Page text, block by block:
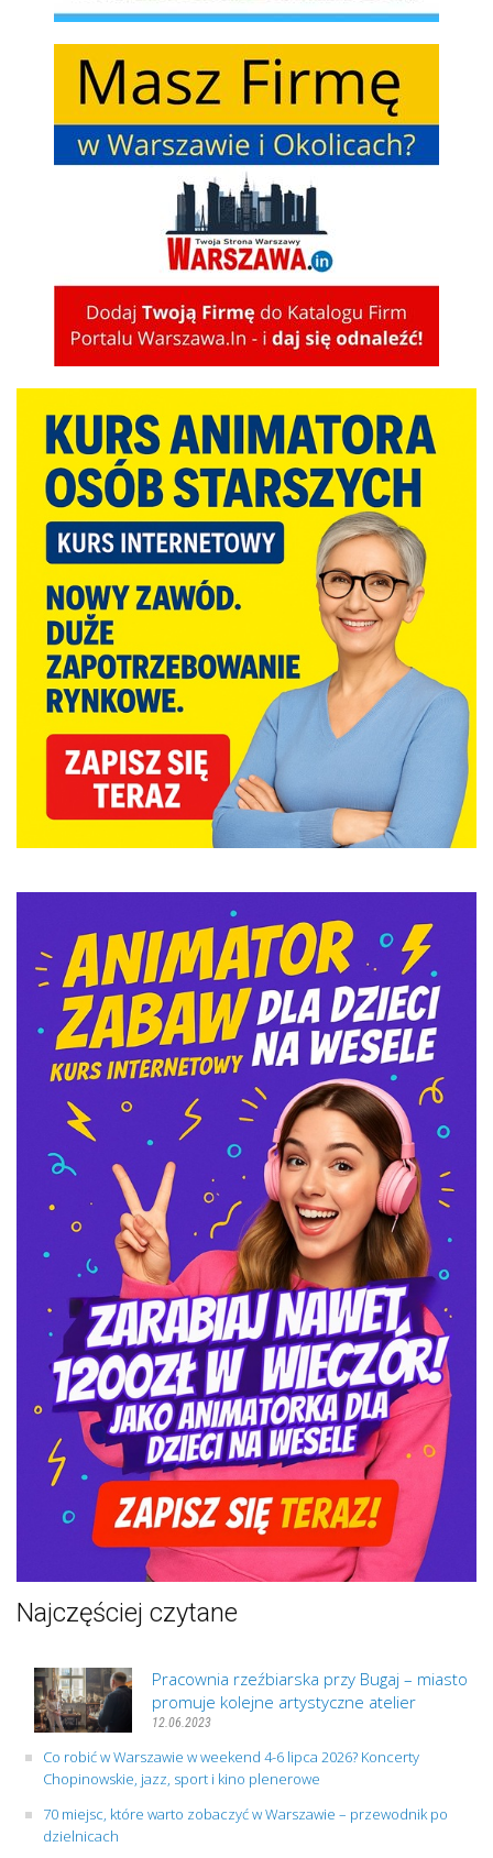
Najczęściej czytane
Pracownia rzeźbiarska przy Bugaj – miasto
promuje kolejne artystyczne atelier
12.06.2023
Co robić w Warszawie w weekend 4-6 lipca 2026? Koncerty
Chopinowskie, jazz, sport i kino plenerowe
70 miejsc, które warto zobaczyć w Warszawie – przewodnik po
dzielnicach